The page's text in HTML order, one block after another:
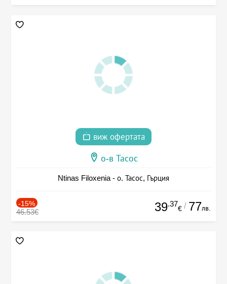
виж офертата
о-в Тасос
Ntinas Filoxenia - о. Тасос, Гърция
-15%
46.53€ 39.37
€ / 77лв.